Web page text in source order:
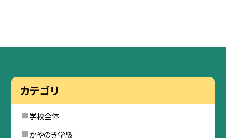
カテゴリ
学校全体
かやのき学級